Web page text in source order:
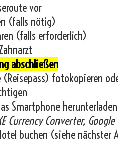
vor
(falls nötig)
(falls erforderlich)
abschließen
fotokopieren
Smartphone
Currency Converter,
buchen (siehe nächster